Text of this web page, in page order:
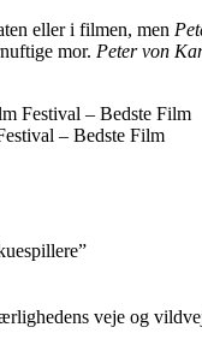
eller i filmen, men
mor. Peter von
Festival – Bedste Film
– Bedste Film
veje og